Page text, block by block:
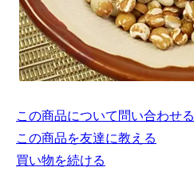
この商品について問い合わせる
この商品を友達に教える
買い物を続ける